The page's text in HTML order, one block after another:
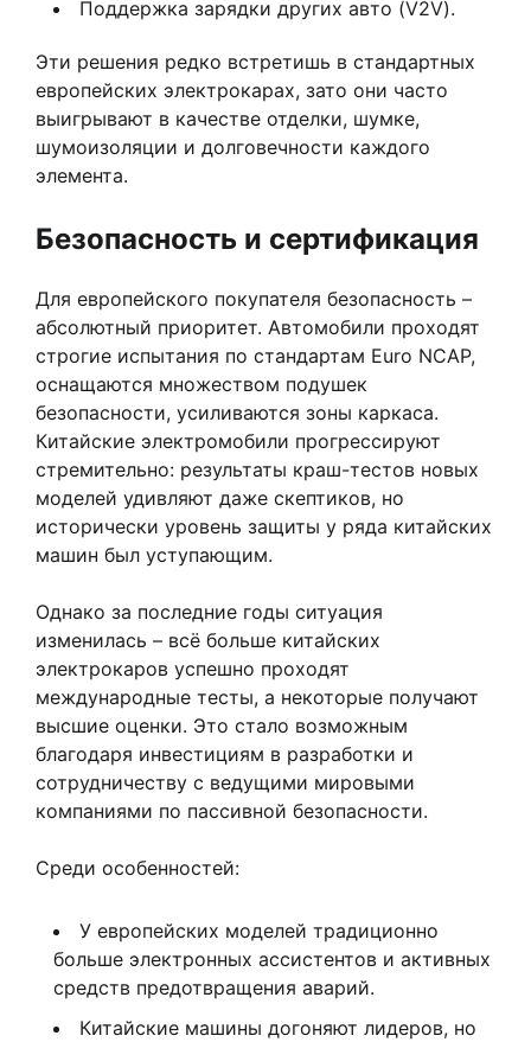
Поддержка зарядки других авто (V2V).
Эти решения редко встретишь в стандартных
европейских электрокарах, зато они часто
выигрывают в качестве отделки, шумке,
шумоизоляции и долговечности каждого
элемента.
Безопасность и сертификация
Для европейского покупателя безопасность –
абсолютный приоритет. Автомобили проходят
строгие испытания по стандартам Euro NCAP,
оснащаются множеством подушек
безопасности, усиливаются зоны каркаса.
Китайские электромобили прогрессируют
стремительно: результаты краш-тестов новых
моделей удивляют даже скептиков, но
исторически уровень защиты у ряда китайских
машин был уступающим.
Однако за последние годы ситуация
изменилась – всё больше китайских
электрокаров успешно проходят
международные тесты, а некоторые получают
высшие оценки. Это стало возможным
благодаря инвестициям в разработки и
сотрудничеству с ведущими мировыми
компаниями по пассивной безопасности.
Среди особенностей:
У европейских моделей традиционно
больше электронных ассистентов и активных
средств предотвращения аварий.
Китайские машины догоняют лидеров, но